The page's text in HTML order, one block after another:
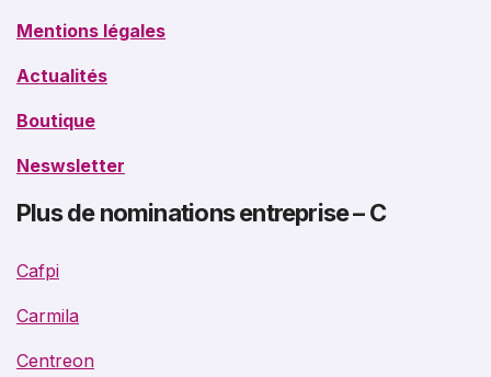
Mentions légales
Actualités
Boutique
Neswsletter
Plus de nominations entreprise – C
Cafpi
Carmila
Centreon